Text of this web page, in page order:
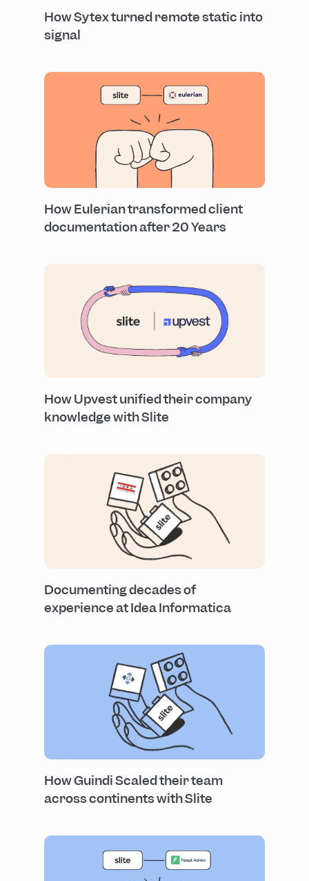
How Sytex turned remote static into
signal
How Eulerian transformed client
documentation after 20 Years
How Upvest unified their company
knowledge with Slite
Documenting decades of
experience at Idea Informatica
How Guindi Scaled their team
across continents with Slite